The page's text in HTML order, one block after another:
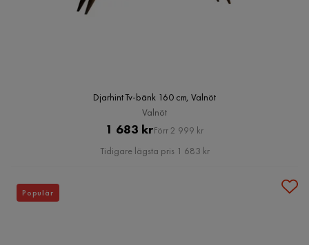
Djarhint Tv-bänk 160 cm, Valnöt
Valnöt
Pris
1 683 krOriginal
Pris
Förr 2 999 kr
Tidigare lägsta pris 1 683 kr
Populär